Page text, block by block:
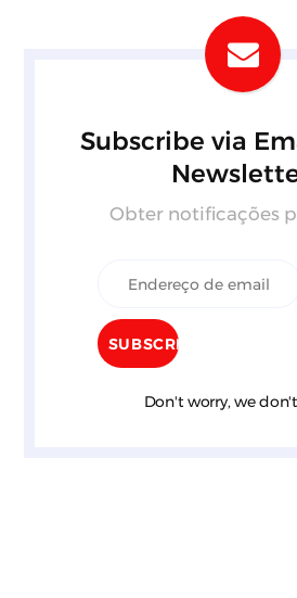
Subscribe via
Obter notificações
Don't worry, we